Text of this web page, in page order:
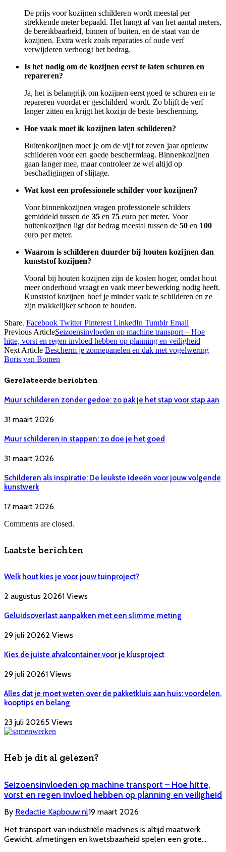
De prijs voor kozijnen schilderen wordt meestal per
strekkende meter bepaald. Het hangt af van het aantal meters,
de bereikbaarheid, binnen of buiten, en de staat van de
kozijnen. Extra werk zoals reparaties of oude verf
verwijderen verhoogt het bedrag.
Is het nodig om de kozijnen eerst te laten schuren en
repareren?
Ja, het is belangrijk om kozijnen eerst goed te schuren en te
repareren voordat er geschilderd wordt. Zo blijft de verf
langer zitten en krijgt het kozijn de beste bescherming.
Hoe vaak moet ik kozijnen laten schilderen?
Buitenkozijnen moet je om de vijf tot zeven jaar opnieuw
schilderen voor een goede beschermlaag. Binnenkozijnen
gaan langer mee, maar controleer ze wel altijd op
beschadigingen of slijtage.
Wat kost een professionele schilder voor kozijnen?
Voor binnenkozijnen vragen professionele schilders
gemiddeld tussen de 35en 75 euro per meter. Voor
buitenkozijnen ligt dat bedrag meestal tussen de 50 en 100
euro per meter.
Waarom is schilderen duurder bij houten kozijnen dan
kunststof kozijnen?
Vooral bij houten kozijnen zijn de kosten hoger, omdat hout
meer onderhoud vraagt en vaak meer bewerking nodig heeft.
Kunststof kozijnen hoef je minder vaak te schilderen en ze
zijn makkelijker schoon te houden.
Share. Facebook Twitter Pinterest LinkedIn Tumblr Email
Previous ArticleSeizoensinvloeden op machine transport – Hoe
hitte, vorst en regen invloed hebben op planning en veiligheid
Next Article Bescherm je zonnepanelen en dak met vogelwering
Boris van Bomen
Gerelateerde berichten
Muur schilderen zonder gedoe: zo pak je het stap voor stap aan
31 maart 2026
Muur schilderen in stappen: zo doe je het goed
31 maart 2026
Schilderen als inspiratie: De leukste ideeën voor jouw volgende
kunstwerk
17 maart 2026
Comments are closed.
Laatste berichten
Welk hout kies je voor jouw tuinproject?
2 augustus 20261 Views
Geluidsoverlast aanpakken met een slimme meting
29 juli 20262 Views
Kies de juiste afvalcontainer voor je klusproject
29 juli 20261 Views
Alles dat je moet weten over de pakketkluis aan huis: voordelen,
kooptips en belang
23 juli 20265 Views
Heb je dit al gelezen?
Seizoensinvloeden op machine transport – Hoe hitte,
vorst en regen invloed hebben op planning en veiligheid
By Redactie Kapbouw.nl19 maart 2026
Het transport van industriële machines is altijd maatwerk.
Gewicht, afmetingen en kwetsbaarheid spelen een grote…